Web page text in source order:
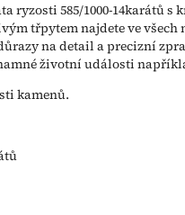
ryzosti 585/1000-14karátů s
třpytem najdete ve všech
na detail a precizní
životní události
kamenů.